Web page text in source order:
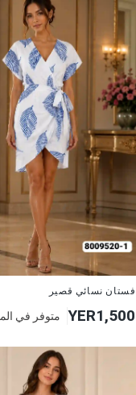
فستان نسائي قصير
YER1,500 متوفر في